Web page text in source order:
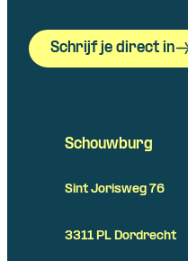
Schrijf je direct in
Schouwburg
Sint Jorisweg 76
3311 PL Dordrecht